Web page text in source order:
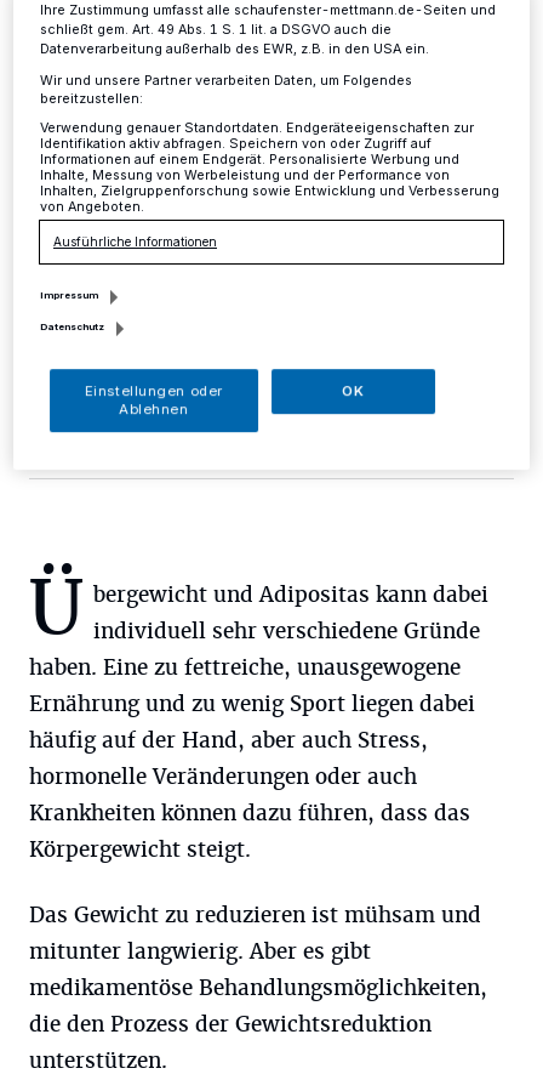
Abnehmen mit
medikamentöser
Unterstützung
Mettmann·Die Unzufriedenheit mit dem eigenen
Körper, der ständige Kampf gegen die „Problemzonen“,
eine Flut an erfolgsversprechenden Diäten, Sport! Das
alles kennen Menschen, die ihr Gewicht reduzieren und
schlanker werden wollen.
04.04.2019 , 11:00 Uhr Eine Minute Lesezeit
Ü bergewicht und Adipositas kann dabei
individuell sehr verschiedene Gründe
haben. Eine zu fettreiche, unausgewogene
Ernährung und zu wenig Sport liegen dabei
häufig auf der Hand, aber auch Stress,
hormonelle Veränderungen oder auch
Krankheiten können dazu führen, dass das
Körpergewicht steigt.
Das Gewicht zu reduzieren ist mühsam und
mitunter langwierig. Aber es gibt
medikamentöse Behandlungsmöglichkeiten,
die den Prozess der Gewichtsreduktion
unterstützen.
Ihre Zustimmung umfasst alle schaufenster-mettmann.de-Seiten und
schließt gem. Art. 49 Abs. 1 S. 1 lit. a DSGVO auch die
Datenverarbeitung außerhalb des EWR, z.B. in den USA ein.
Wir und unsere Partner verarbeiten Daten, um Folgendes
bereitzustellen:
Verwendung genauer Standortdaten. Endgeräteeigenschaften zur
Identifikation aktiv abfragen. Speichern von oder Zugriff auf
Informationen auf einem Endgerät. Personalisierte Werbung und
Inhalte, Messung von Werbeleistung und der Performance von
Inhalten, Zielgruppenforschung sowie Entwicklung und Verbesserung
von Angeboten.
Ausführliche Informationen
Impressum
Datenschutz
Einstellungen oder
Ablehnen
OK